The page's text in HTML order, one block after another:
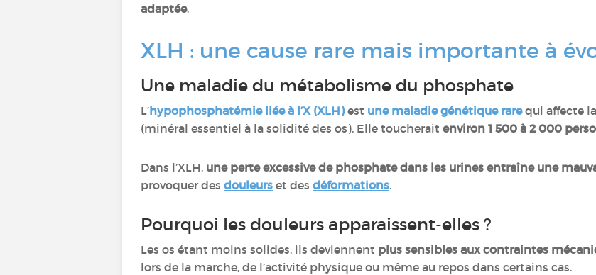
adaptée.
XLH : une cause rare mais importante à
Une maladie du métabolisme du phosphate
L’hypophosphatémie liée à l’X (XLH)est une maladie génétique rarequi affecte
(minéral essentiel à la solidité des os). Elle toucherait environ 1 500 à 2 000
Dans l’XLH, une perte excessive de phosphate dans les urines entraîne une
provoquer des douleurs et des déformations.
Pourquoi les douleurs apparaissent-elles ?
Les os étant moins solides, ils deviennent plus sensibles aux contraintes
lors de la marche, de l’activité physique ou même au repos dans certains cas.